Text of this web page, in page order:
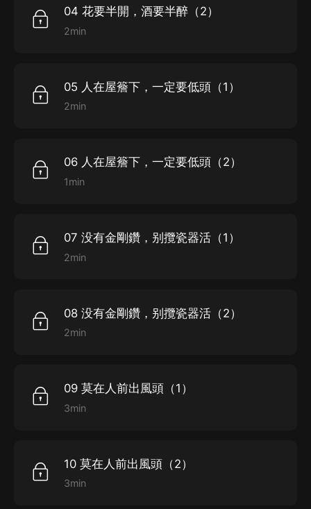
04 花要半開，酒要半醉（2）
2min
05 人在屋簷下，一定要低頭（1）
2min
06 人在屋簷下，一定要低頭（2）
1min
07 没有金剛鑽，别攬瓷器活（1）
2min
08 没有金剛鑽，别攬瓷器活（2）
2min
09 莫在人前出風頭（1）
3min
10 莫在人前出風頭（2）
3min